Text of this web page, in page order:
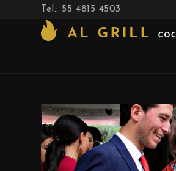
Tel.: 55 4815 4503